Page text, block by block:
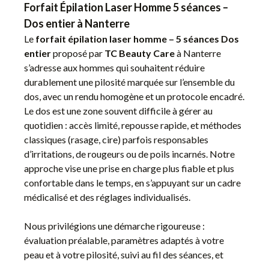
Forfait Épilation Laser Homme 5 séances –
Dos entier à Nanterre
Le forfait épilation laser homme – 5 séances Dos
entierproposé par TC Beauty Careà Nanterre
s’adresse aux hommes qui souhaitent réduire
durablement une pilosité marquée sur l’ensemble du
dos, avec un rendu homogène et un protocole encadré.
Le dos est une zone souvent difficile à gérer au
quotidien : accès limité, repousse rapide, et méthodes
classiques (rasage, cire) parfois responsables
d’irritations, de rougeurs ou de poils incarnés. Notre
approche vise une prise en charge plus fiable et plus
confortable dans le temps, en s’appuyant sur un cadre
médicalisé et des réglages individualisés.
Nous privilégions une démarche rigoureuse :
évaluation préalable, paramètres adaptés à votre
peau et à votre pilosité, suivi au fil des séances, et